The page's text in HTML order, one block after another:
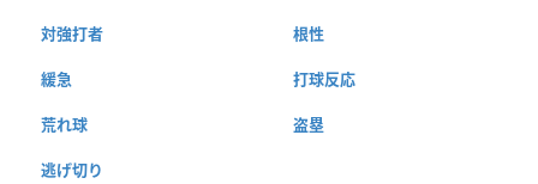
対強打者 根性
緩急 打球反応
荒れ球 盗塁
逃げ切り